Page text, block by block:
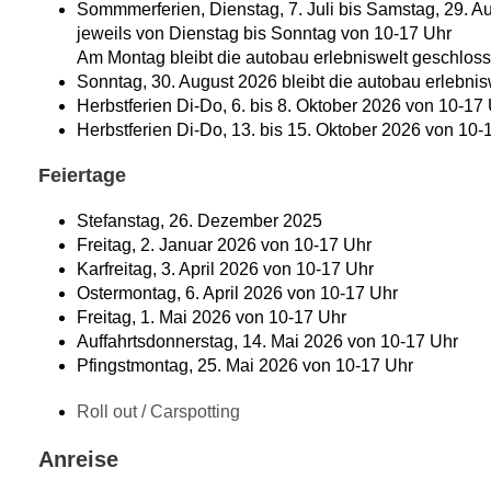
Sommmerferien, Dienstag, 7. Juli bis Samstag, 29.
jeweils von Dienstag bis Sonntag von 10-17 Uhr
Am Montag bleibt die autobau erlebniswelt
Sonntag, 30. August 2026 bleibt die autobau
Herbstferien Di-Do, 6. bis 8. Oktober 2026 von 10-17
Herbstferien Di-Do, 13. bis 15. Oktober 2026 von 10-
Feiertage
Stefanstag, 26. Dezember 2025
Freitag, 2. Januar 2026 von 10-17 Uhr
Karfreitag, 3. April 2026 von 10-17 Uhr
Ostermontag, 6. April 2026 von 10-17 Uhr
Freitag, 1. Mai 2026 von 10-17 Uhr
Auffahrtsdonnerstag, 14. Mai 2026 von 10-17 Uhr
Pfingstmontag, 25. Mai 2026 von 10-17 Uhr
Roll out /Carspotting
Anreise